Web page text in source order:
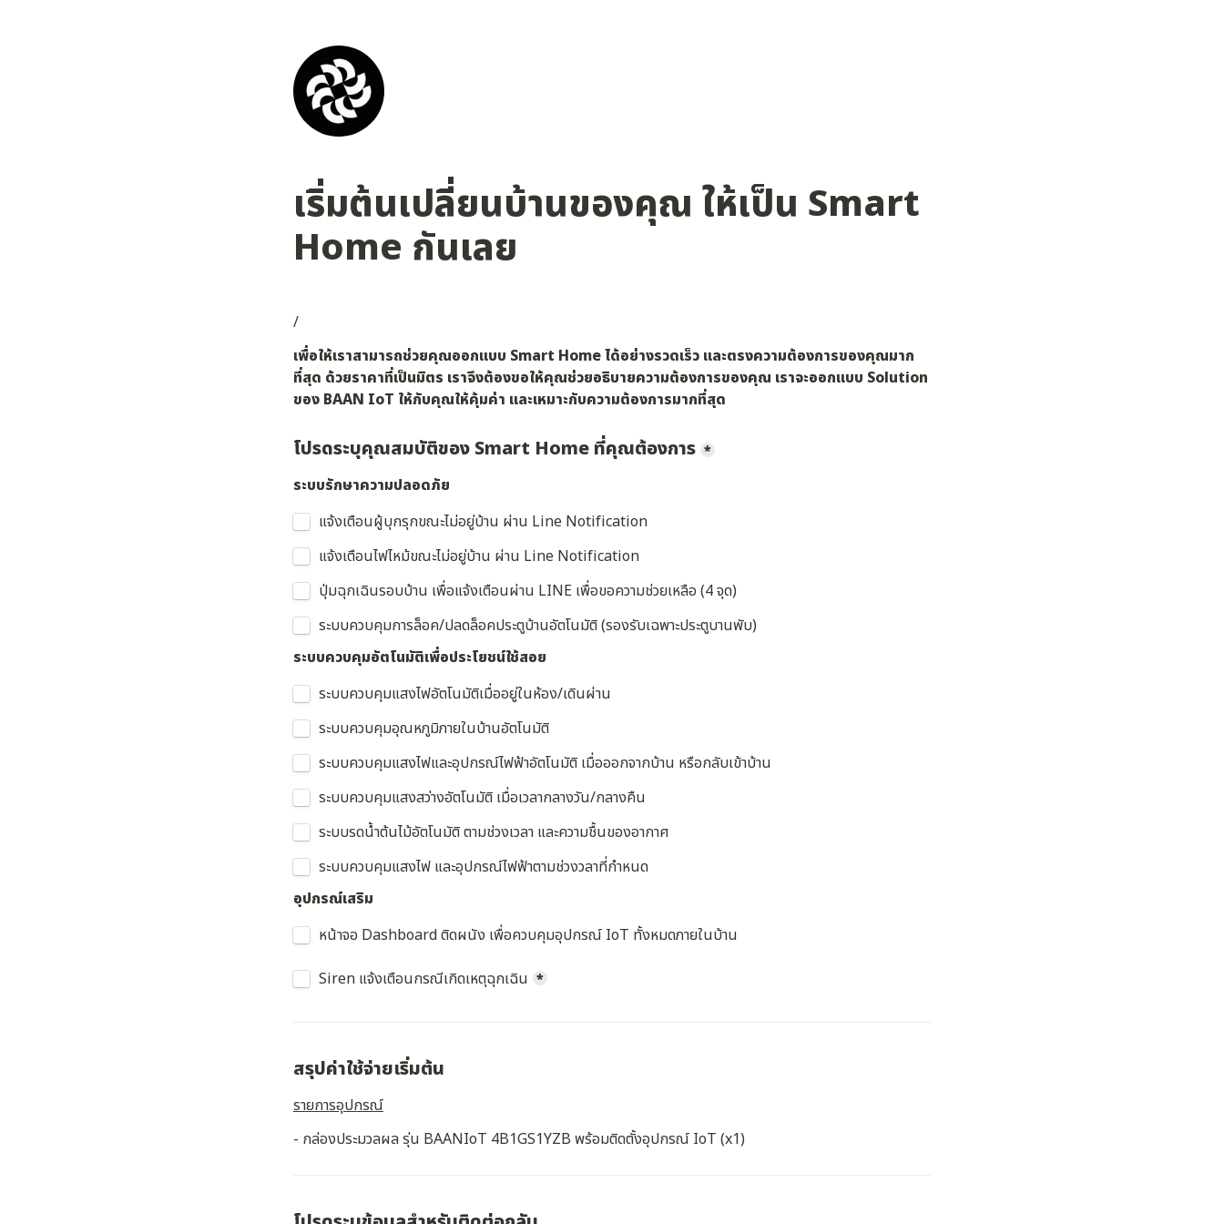
เริ่มต้นเปลี่ยนบ้านของคุณ ให้เป็น Smart
Home กันเลย
/
เพื่อให้เราสามารถช่วยคุณออกแบบ Smart Home ได้อย่างรวดเร็ว และตรงความต้องการของคุณมาก
ที่สุด ด้วยราคาที่เป็นมิตร เราจึงต้องขอให้คุณช่วยอธิบายความต้องการของคุณ เราจะออกแบบ Solution
ของ BAAN IoT ให้กับคุณให้คุ้มค่า และเหมาะกับความต้องการมากที่สุด
โปรดระบุคุณสมบัติของ Smart Home ที่คุณต้องการ *
ระบบรักษาความปลอดภัย
แจ้งเตือนผู้บุกรุกขณะไม่อยู่บ้าน ผ่าน Line Notification
แจ้งเตือนไฟไหม้ขณะไม่อยู่บ้าน ผ่าน Line Notification
ปุ่มฉุกเฉินรอบบ้าน เพื่อแจ้งเตือนผ่าน LINE เพื่อขอความช่วยเหลือ (4 จุด)
ระบบควบคุมการล็อค/ปลดล็อคประตูบ้านอัตโนมัติ (รองรับเฉพาะประตูบานพับ)
ระบบควบคุมอัตโนมัติเพื่อประโยชน์ใช้สอย
ระบบควบคุมแสงไฟอัตโนมัติเมื่ออยู่ในห้อง/เดินผ่าน
ระบบควบคุมอุณหภูมิภายในบ้านอัตโนมัติ
ระบบควบคุมแสงไฟและอุปกรณ์ไฟฟ้าอัตโนมัติ เมื่อออกจากบ้าน หรือกลับเข้าบ้าน
ระบบควบคุมแสงสว่างอัตโนมัติ เมื่อเวลากลางวัน/กลางคืน
ระบบรดน้ำต้นไม้อัตโนมัติ ตามช่วงเวลา และความชื้นของอากาศ
ระบบควบคุมแสงไฟ และอุปกรณ์ไฟฟ้าตามช่วงวลาที่กำหนด
อุปกรณ์เสริม
หน้าจอ Dashboard ติดผนัง เพื่อควบคุมอุปกรณ์ IoT ทั้งหมดภายในบ้าน
Untitled checkboxes field
Siren แจ้งเตือนกรณีเกิดเหตุฉุกเฉิน *
สรุปค่าใช้จ่ายเริ่มต้น
รายการอุปกรณ์
- กล่องประมวลผล รุ่น BAANIoT 4B1GS1YZB พร้อมติดตั้งอุปกรณ์ IoT (x1)